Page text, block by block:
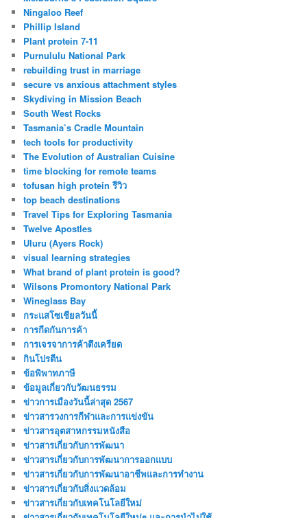
Ningaloo Reef
Phillip Island
Plant protein 7-11
Purnululu National Park
rebuilding trust in marriage
secure vs anxious attachment styles
Skydiving in Mission Beach
South West Rocks
Tasmania’s Cradle Mountain
tech tools for productivity
The Evolution of Australian Cuisine
time blocking for remote teams
tofusan high protein รีวิว
top beach destinations
Travel Tips for Exploring Tasmania
Twelve Apostles
Uluru (Ayers Rock)
visual learning strategies
What brand of plant protein is good?
Wilsons Promontory National Park
Wineglass Bay
กระแสโซเชียลวันนี้
การกีดกันการค้า
การเจรจาการค้าตึงเครียด
กินโปรตีน
ข้อพิพาทภาษี
ข้อมูลเกี่ยวกับวัฒนธรรม
ข่าวการเมืองวันนี้ล่าสุด 2567
ข่าวสารวงการกีฬาและการแข่งขัน
ข่าวสารอุตสาหกรรมหนังสือ
ข่าวสารเกี่ยวกับการพัฒนา
ข่าวสารเกี่ยวกับการพัฒนาการออกแบบ
ข่าวสารเกี่ยวกับการพัฒนาอาชีพและการทำงาน
ข่าวสารเกี่ยวกับสิ่งแวดล้อม
ข่าวสารเกี่ยวกับเทคโนโลยีใหม่